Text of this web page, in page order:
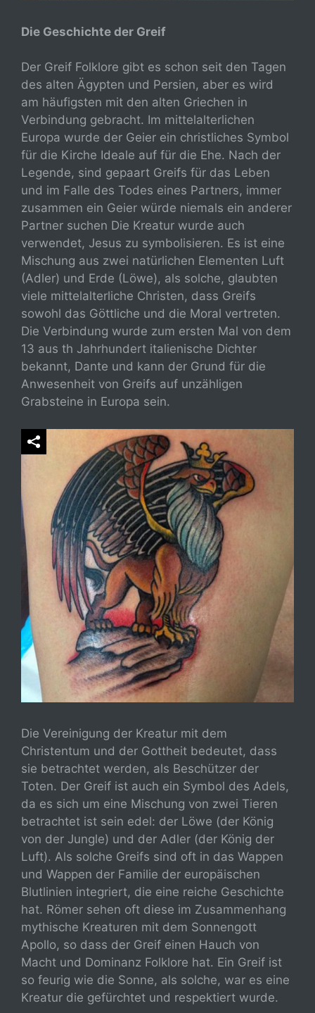
Die Geschichte der Greif
Der Greif Folklore gibt es schon seit den Tagen
des alten Ägypten und Persien, aber es wird
am häufigsten mit den alten Griechen in
Verbindung gebracht. Im mittelalterlichen
Europa wurde der Geier ein christliches Symbol
für die Kirche Ideale auf für die Ehe. Nach der
Legende, sind gepaart Greifs für das Leben
und im Falle des Todes eines Partners, immer
zusammen ein Geier würde niemals ein anderer
Partner suchen Die Kreatur wurde auch
verwendet, Jesus zu symbolisieren. Es ist eine
Mischung aus zwei natürlichen Elementen Luft
(Adler) und Erde (Löwe), als solche, glaubten
viele mittelalterliche Christen, dass Greifs
sowohl das Göttliche und die Moral vertreten.
Die Verbindung wurde zum ersten Mal von dem
13 aus th Jahrhundert italienische Dichter
bekannt, Dante und kann der Grund für die
Anwesenheit von Greifs auf unzähligen
Grabsteine in Europa sein.
Die Vereinigung der Kreatur mit dem
Christentum und der Gottheit bedeutet, dass
sie betrachtet werden, als Beschützer der
Toten. Der Greif ist auch ein Symbol des Adels,
da es sich um eine Mischung von zwei Tieren
betrachtet ist sein edel: der Löwe (der König
von der Jungle) und der Adler (der König der
Luft). Als solche Greifs sind oft in das Wappen
und Wappen der Familie der europäischen
Blutlinien integriert, die eine reiche Geschichte
hat. Römer sehen oft diese im Zusammenhang
mythische Kreaturen mit dem Sonnengott
Apollo, so dass der Greif einen Hauch von
Macht und Dominanz Folklore hat. Ein Greif ist
so feurig wie die Sonne, als solche, war es eine
Kreatur die gefürchtet und respektiert wurde.